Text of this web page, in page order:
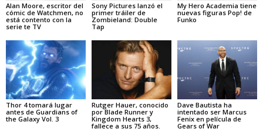
Alan Moore, escritor del
cómic de Watchmen, no
está contento con la
serie te TV
Sony Pictures lanzó el
primer tráiler de
Zombieland: Double
Tap
My Hero Academia tiene
nuevas figuras Pop! de
Funko
Thor 4 tomará lugar
antes de Guardians of
the Galaxy Vol. 3
Rutger Hauer, conocido
por Blade Runner y
Kingdom Hearts 3,
fallece a sus 75 años.
Dave Bautista ha
intentado ser Marcus
Fenix en película de
Gears of War